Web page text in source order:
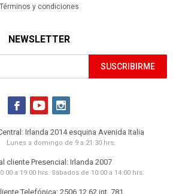
Términos y condiciones
NEWSLETTER
SUSCRIBIRME
  
Irlanda 2014 esquina Avenida Italia
Lunes a domingo de 9 a 21:30 hrs.
cliente Presencial: Irlanda 2007
a 19:00 hrs. Sábados de 10:00 a 14:00 hrs.
Telefónica: 2506 12 62 int. 781